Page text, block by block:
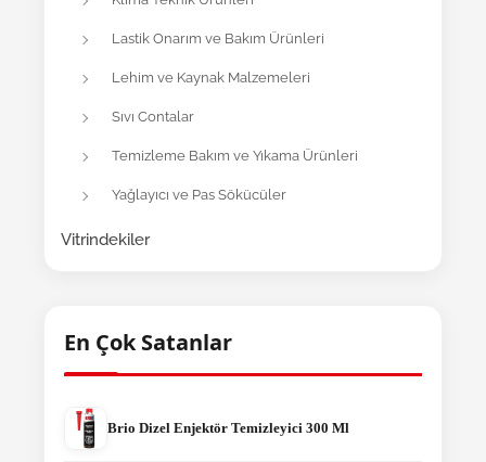
Lastik Onarım ve Bakım Ürünleri
Lehim ve Kaynak Malzemeleri
Sıvı Contalar
Temizleme Bakım ve Yıkama Ürünleri
Yağlayıcı ve Pas Sökücüler
Vitrindekiler
En Çok Satanlar
Brio Dizel Enjektör Temizleyici 300 Ml